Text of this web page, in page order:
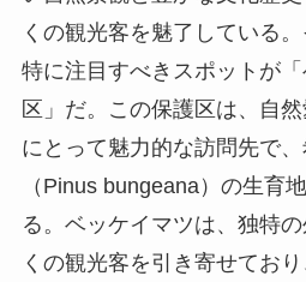
る。ベッケイマツは、独特
くの観光客を引き寄せており
されている樹種の一つだ。
所在地